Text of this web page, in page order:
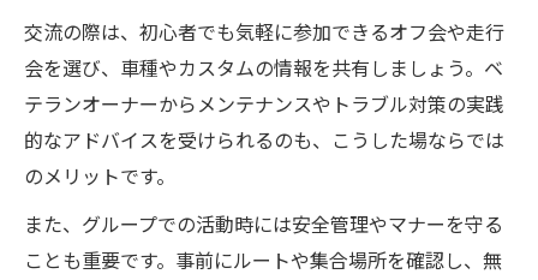
交流の際は、初心者でも気軽に参加できるオフ会や走行
会を選び、車種やカスタムの情報を共有しましょう。ベ
テランオーナーからメンテナンスやトラブル対策の実践
的なアドバイスを受けられるのも、こうした場ならでは
のメリットです。
また、グループでの活動時には安全管理やマナーを守る
ことも重要です。事前にルートや集合場所を確認し、無